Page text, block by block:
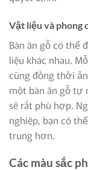
Vật liệu và phong
Bàn ăn gỗ có thể
liệu khác nhau.
cũng đồng thời
một bàn ăn gỗ tự
sẽ rất phù hợp.
nghiệp, bạn có
trung hơn.
Các màu sắc